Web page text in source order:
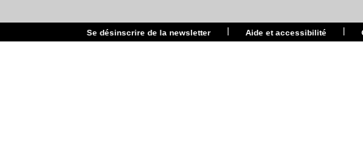
|
Aide et accessibilité
|
Se désinscrire de la newsletter